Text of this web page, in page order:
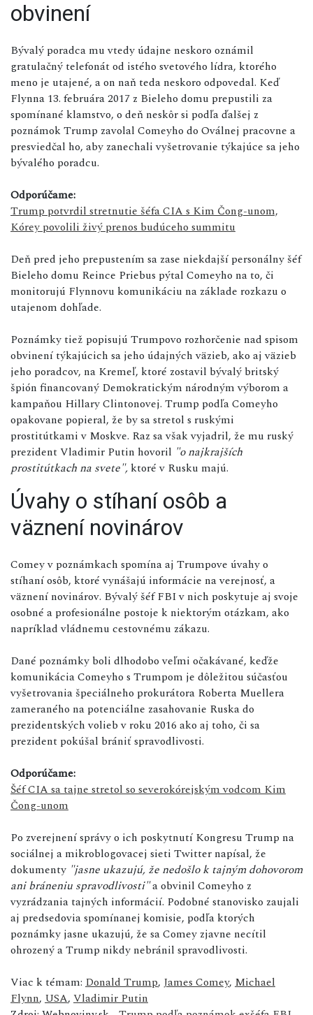
obvinení
Bývalý poradca mu vtedy údajne neskoro oznámil
gratulačný telefonát od istého svetového lídra, ktorého
meno je utajené, a on naň teda neskoro odpovedal. Keď
Flynna 13. februára 2017 z Bieleho domu prepustili za
spomínané klamstvo, o deň neskôr si podľa ďalšej z
poznámok Trump zavolal Comeyho do Oválnej pracovne a
presviedčal ho, aby zanechali vyšetrovanie týkajúce sa jeho
bývalého poradcu.
Odporúčame:
Trump potvrdil stretnutie šéfa CIA s Kim Čong-unom,
Kórey povolili živý prenos budúceho summitu
Deň pred jeho prepustením sa zase niekdajší personálny šéf
Bieleho domu Reince Priebus pýtal Comeyho na to, či
monitorujú Flynnovu komunikáciu na základe rozkazu o
utajenom dohľade.
Poznámky tiež popisujú Trumpovo rozhorčenie nad spisom
obvinení týkajúcich sa jeho údajných väzieb, ako aj väzieb
jeho poradcov, na Kremeľ, ktoré zostavil bývalý britský
špión financovaný Demokratickým národným výborom a
kampaňou Hillary Clintonovej. Trump podľa Comeyho
opakovane popieral, že by sa stretol s ruskými
prostitútkami v Moskve. Raz sa však vyjadril, že mu ruský
prezident Vladimir Putin hovoril "o najkrajších
prostitútkach na svete", ktoré v Rusku majú.
Úvahy o stíhaní osôb a
väznení novinárov
Comey v poznámkach spomína aj Trumpove úvahy o
stíhaní osôb, ktoré vynášajú informácie na verejnosť, a
väznení novinárov. Bývalý šéf FBI v nich poskytuje aj svoje
osobné a profesionálne postoje k niektorým otázkam, ako
napríklad vládnemu cestovnému zákazu.
Dané poznámky boli dlhodobo veľmi očakávané, keďže
komunikácia Comeyho s Trumpom je dôležitou súčasťou
vyšetrovania špeciálneho prokurátora Roberta Muellera
zameraného na potenciálne zasahovanie Ruska do
prezidentských volieb v roku 2016 ako aj toho, či sa
prezident pokúšal brániť spravodlivosti.
Odporúčame:
Šéf CIA sa tajne stretol so severokórejským vodcom Kim
Čong-unom
Po zverejnení správy o ich poskytnutí Kongresu Trump na
sociálnej a mikroblogovacej sieti Twitter napísal, že
dokumenty "jasne ukazujú, že nedošlo k tajným dohovorom
ani bráneniu spravodlivosti"a obvinil Comeyho z
vyzrádzania tajných informácií. Podobné stanovisko zaujali
aj predsedovia spomínanej komisie, podľa ktorých
poznámky jasne ukazujú, že sa Comey zjavne necítil
ohrozený a Trump nikdy nebránil spravodlivosti.
Viac k témam: Donald Trump, James Comey, Michael
Flynn, USA, Vladimir Putin